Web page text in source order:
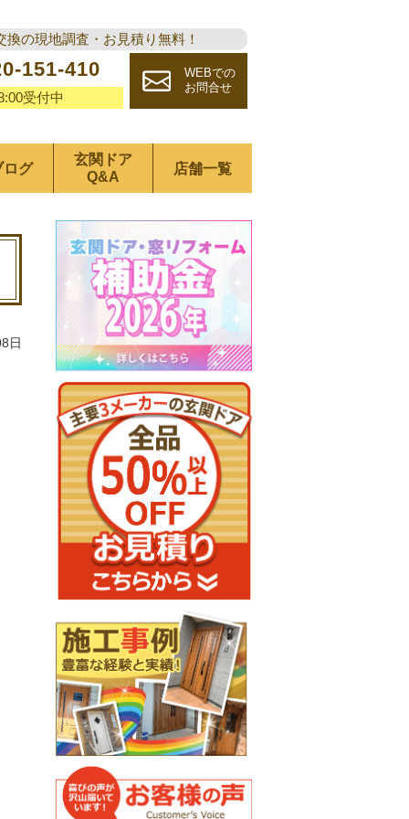
換の現地調査・お見積り無料！
151-410
受付中
WEBでの
お問合せ
ログ
玄関ドア
Q&A
店舗一覧
日